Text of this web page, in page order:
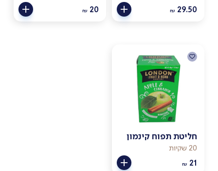
₪ 29.50
₪ 20
חליטת תפוח קינמון
20 שקיות
₪ 21